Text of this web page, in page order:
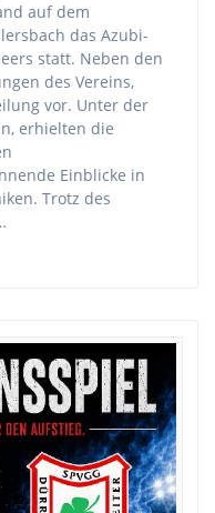
auf dem
das Azubi-
statt. Neben den
des Vereins,
vor. Unter der
erhielten die
Einblicke in
Trotz des